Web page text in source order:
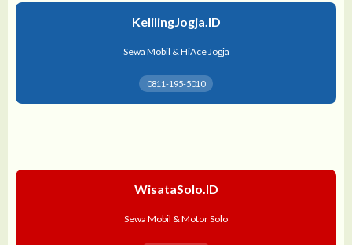
KelilingJogja.ID
Sewa Mobil & HiAce Jogja
0811-195-5010
WisataSolo.ID
Sewa Mobil & Motor Solo